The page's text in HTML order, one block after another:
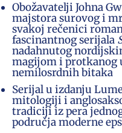
Obožavatelji Johna
majstora surovog i
svakoj rečenici
fascinantnog serijala
nadahnutog
magijom i
nemilosrdnih bitaka
Serijal u izdanju
mitologiji i
tradiciji iz pera
područja moderne